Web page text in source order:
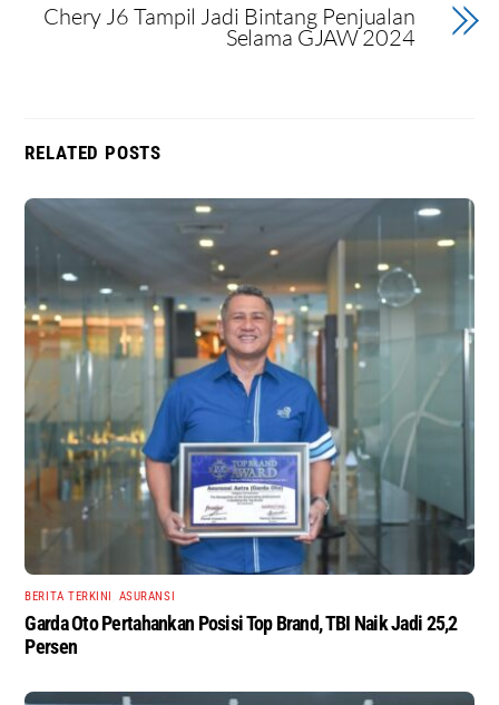
Chery J6 Tampil Jadi Bintang Penjualan
Selama GJAW 2024
RELATED POSTS
BERITA TERKINI ASURANSI
Garda Oto Pertahankan Posisi Top Brand, TBI Naik Jadi 25,2
Persen